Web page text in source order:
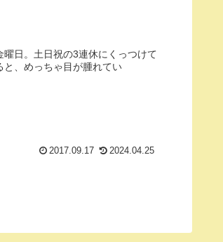
日。土日祝の3連休にくっつけて
、めっちゃ目が腫れてい
2017.09.17 2024.04.25